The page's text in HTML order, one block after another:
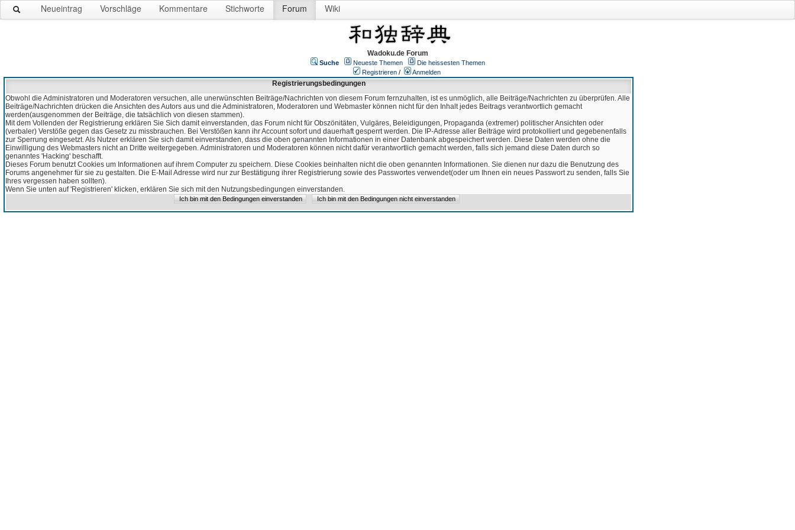
Neueintrag Vorschläge Kommentare Stichworte Forum Wiki
Wadoku.de Forum
Suche Neueste Themen
Die heissesten Themen
Registrieren / Anmelden
Registrierungsbedingungen
Obwohl die Administratoren und Moderatoren versuchen, alle unerwünschten Beiträge/Nachrichten von diesem Forum fernzuhalten, ist es unmöglich, alle Beiträge/Nachrichten zu überprüfen. Alle
Beiträge/Nachrichten drücken die Ansichten des Autors aus und die Administratoren, Moderatoren und Webmaster können nicht für den Inhalt jedes Beitrags verantwortlich gemacht
werden(ausgenommen der Beiträge, die tatsächlich von diesen stammen).
Mit dem Vollenden der Registrierung erklären Sie Sich damit einverstanden, das Forum nicht für Obszönitäten, Vulgäres, Beleidigungen, Propaganda (extremer) politischer Ansichten oder
(verbaler) Verstöße gegen das Gesetz zu missbrauchen. Bei Verstößen kann ihr Account sofort und dauerhaft gesperrt werden. Die IP-Adresse aller Beiträge wird protokolliert und gegebenenfalls
zur Sperrung eingesetzt. Als Nutzer erklären Sie sich damit einverstanden, dass die oben genannten Informationen in einer Datenbank abgespeichert werden. Diese Daten werden ohne die
Einwilligung des Webmasters nicht an Dritte weitergegeben. Administratoren und Moderatoren können nicht dafür verantwortlich gemacht werden, falls sich jemand diese Daten durch so
genanntes 'Hacking' beschafft.
Dieses Forum benutzt Cookies um Informationen auf ihrem Computer zu speichern. Diese Cookies beinhalten nicht die oben genannten Informationen. Sie dienen nur dazu die Benutzung des
Forums angenehmer für sie zu gestalten. Die E-Mail Adresse wird nur zur Bestätigung ihrer Registrierung sowie des Passwortes verwendet(oder um Ihnen ein neues Passwort zu senden, falls Sie
Ihres vergessen haben sollten).
Wenn Sie unten auf 'Registrieren' klicken, erklären Sie sich mit den Nutzungsbedingungen einverstanden.